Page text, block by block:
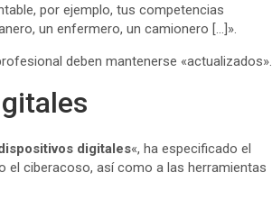
por ejemplo, tus competencias
un enfermero, un camionero […]».
deben mantenerse «actualizados».
digitales«, ha especificado el
el ciberacoso, así como a las herramientas